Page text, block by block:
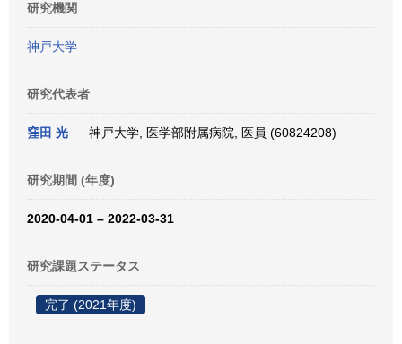
研究機関
神戸大学
研究代表者
窪田 光 神戸大学, 医学部附属病院, 医員 (60824208)
研究期間 (年度)
2020-04-01 – 2022-03-31
研究課題ステータス
完了 (2021年度)